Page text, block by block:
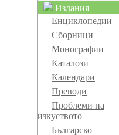
Издания
Енциклопедии
Сборници
Монографии
Каталози
Календари
Преводи
Проблеми на
изкуството
Българско